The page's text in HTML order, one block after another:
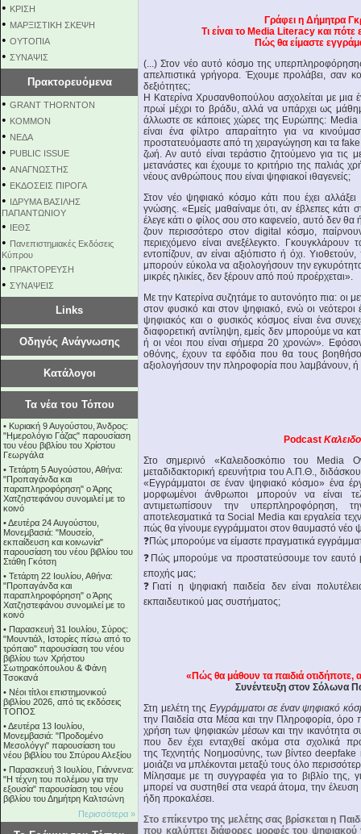
• ΚΡΙΣΗ
• ΜΑΡΞΙΣΤΙΚΗ ΣΚΕΨΗ
• ΟΥΤΟΠΙΑ
• ΣΥΝΑΨΙΣ
Πρακτορευόμενα
• GRANT THORNTON
• KOMMON
• NEΔΑ
• PUBLIC ISSUE
• ΑΝΑΓΝΩΣΤΗΣ
• ΕΚΔΟΣΕΙΣ ΠΙΡΟΓΑ
• ΙΔΡΥΜΑ ΒΑΣΙΛΗΣ
ΠΑΠΑΝΤΩΝΙΟΥ
• ΙΕΘΣ
• Πανεπιστημιακές Εκδόσεις
Κύπρου
• ΠΡΑΚΤΟΡΕΥΣΗ
• ΣΥΝΑΨΕΙΣ
Links
Οδηγός Ανάγνωσης
Κατάλογοι
Τα νέα του Τόπου
• Κυριακή 9 Αυγούστου, Άνδρος:
"Ημερολόγιο Γάζας" παρουσίαση
του νέου βιβλίου του Χρίστου
Γεωργάλα
• Τετάρτη 5 Αυγούστου, Αθήνα:
"Προπαγάνδα και
παραπληροφόρηση" ο Άρης
Χατζηστεφάνου συνομιλεί με το
κοινό
•Δευτέρα 24 Αυγούστου,
Μονεμβασιά: "Μουσείο,
εκπαίδευση και κοινωνία"
παρουσίαση του νέου βιβλίου του
Στάθη Γκότση
• Τετάρτη 22 Ιουλίου, Αθήνα:
"Προπαγάνδα και
παραπληροφόρηση" ο Άρης
Χατζηστεφάνου συνομιλεί με το
κοινό
• Παρασκευή 31 Ιουλίου, Σύρος:
"Μουντιάλ, Ιστορίες πίσω από το
τρόπαιο" παρουσίαση του νέου
βιβλίου των Χρήστου
Σωτηρακόπουλου & Φάνη
Τσοκανά
• Νέοι τίτλοι επιστημονικού
βιβλίου 2026, από τις εκδόσεις
ΤΟΠΟΣ
•Δευτέρα 13 Ιουλίου,
Μονεμβασιά: "Προδομένο
Μεσολόγγι" παρουσίαση του
νέου βιβλίου του Σπύρου Αλεξίου
• Παρασκευή 3 Ιουλίου, Γιάννενα:
"Η τέχνη του πολέμου για την
εξουσία" παρουσίαση του νέου
βιβλίου του Δημήτρη Καλτσώνη
Περισσότερα »
Γράφει η Δήμητρα
Τι είναι το Media Literacy και πότε
Πώς θα είμαστε
(...) Στον νέο αυτό κόσμο της
απελπιστικά γρήγορα. Έχουμε προλάβει, σαν
δεξιότητες;
Η Κατερίνα Χρυσανθοπούλου ασχολείται με
πρωί μέχρι το βράδυ, αλλά να υπάρχει ως
άλλωστε σε κάποιες χώρες της Ευρώπης: Media
είναι ένα φίλτρο απαραίτητο για να
προστατευόμαστε από τη χειραγώγηση και τα
ζωή. Αν αυτό είναι τεράστιο ζητούμενο για τις
μετανάστες και έχουμε το κριτήριο της παλιάς
νέους ανθρώπους που είναι ψηφιακοί ιθαγενείς;
Στον νέο ψηφιακό κόσμο κάτι που έχει
γνώσης. «Εμείς μαθαίναμε ότι, αν έβλεπες κάτι
έλεγε κάτι ο φίλος σου στο καφενείο, αυτό δεν
ζουν περισσότερο στον digital κόσμο,
περιεχόμενο είναι ανεξέλεγκτο.
εντοπίζουν, αν είναι αξιόπιστο ή όχι.
μπορούν εύκολα να αξιολογήσουν την
μικρές ηλικίες, δεν ξέρουν από πού προέρχεται».
Με την Κατερίνα συζητάμε το αυτονόητο πια: οι
στον φυσικό και στον ψηφιακό, ενώ οι
ψηφιακός και ο φυσικός κόσμος είναι ένα
διαφορετική αντίληψη, εμείς δεν μπορούμε να
ή οι νέοι που είναι σήμερα 20 χρονών».
οθόνης, έχουν τα εφόδια που θα τους
αξιολογήσουν την πληροφορία που λαμβάνουν, ή
Podcast
Στο σημερινό «Καλειδοσκόπιο του Media
μεταδιδακτορική ερευνήτρια του Α.Π.Θ.,
«Εγγράμματοι σε έναν ψηφιακό κόσμο» ένα
μορφωμένοι άνθρωποι μπορούν να είναι
αντιμετωπίσουν την υπερπληροφόρηση,
αποτελεσματικά τα Social Media και εργαλεία
πώς θα γίνουμε εγγράμματοι στον θαυμαστό νέο
❓Πώς μπορούμε να είμαστε πραγματικά
❓Πώς μπορούμε να προστατεύσουμε τον
εποχής μας;
❓Γιατί η ψηφιακή παιδεία δεν είναι
εκπαιδευτικού μας συστήματος;
«Πώς θα μάθουν τα παιδιά οτιδήποτε,
Συνέντευξη στον Σόλωνα
Στη μελέτη της Εγγράμματοι σε έναν ψηφιακό
την Παιδεία στα Μέσα και την Πληροφορία,
χρήση των ψηφιακών μέσων και την ικανότητα
που δεν έχει ενταχθεί ακόμα στα σχολικά
της Τεχνητής Νοημοσύνης, των βίντεο
μοιάζει να μπλέκονται μεταξύ τους όλο
Μίλησαμε με τη συγγραφέα για το βιβλίο
μπορεί να συστηθεί στα νεαρά άτομα, την έλευση
ήδη προκαλέσει.
Στο επίκεντρο της μελέτης σας βρίσκεται η
που καλύπτει διάφορες μορφές του